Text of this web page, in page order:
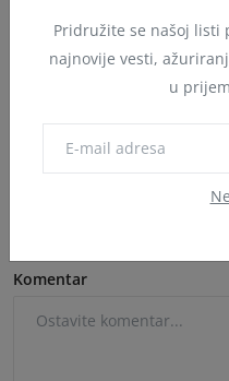
Pridružite se našoj
najnovije vesti,
u
Komentari čitalaca
Komentar